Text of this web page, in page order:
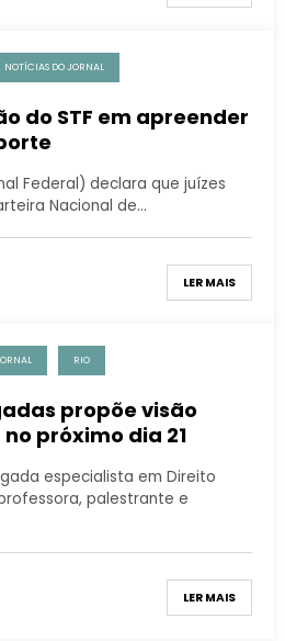
NOTÍCIAS DO JORNAL
do STF em apreender
Federal) declara que juízes
Nacional de…
LER MAIS
RIO
propõe visão
próximo dia 21
especialista em Direito
palestrante e
LER MAIS